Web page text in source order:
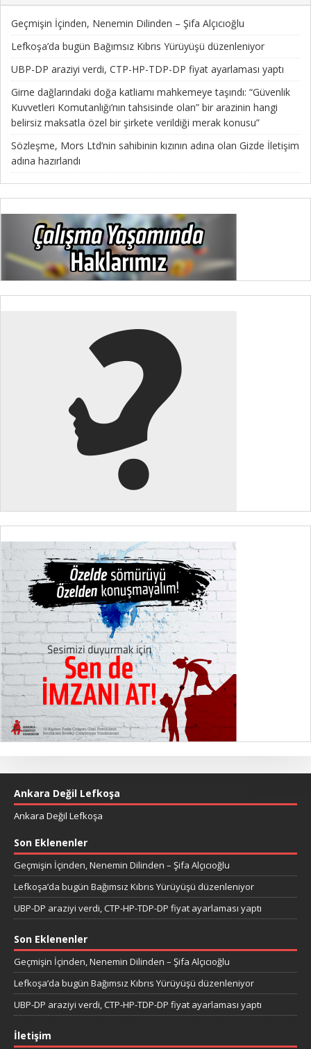
Geçmişin İçinden, Nenemin Dilinden – Şifa Alçıcıoğlu
Lefkoşa’da bugün Bağımsız Kıbrıs Yürüyüşü düzenleniyor
UBP-DP araziyi verdi, CTP-HP-TDP-DP fiyat ayarlaması yaptı
Girne dağlarındaki doğa katliamı mahkemeye taşındı: “Güvenlik
Kuvvetleri Komutanlığı’nın tahsisinde olan” bir arazinin hangi
belirsiz maksatla özel bir şirkete verildiği merak konusu”
Sözleşme, Mors Ltd’nin sahibinin kızının adına olan Gizde İletişim
adına hazırlandı
Ankara Değil Lefkoşa
Ankara Değil Lefkoşa
Son Eklenenler
Geçmişin İçinden, Nenemin Dilinden – Şifa Alçıcıoğlu
Lefkoşa’da bugün Bağımsız Kıbrıs Yürüyüşü düzenleniyor
UBP-DP araziyi verdi, CTP-HP-TDP-DP fiyat ayarlaması yaptı
Son Eklenenler
Geçmişin İçinden, Nenemin Dilinden – Şifa Alçıcıoğlu
Lefkoşa’da bugün Bağımsız Kıbrıs Yürüyüşü düzenleniyor
UBP-DP araziyi verdi, CTP-HP-TDP-DP fiyat ayarlaması yaptı
İletişim